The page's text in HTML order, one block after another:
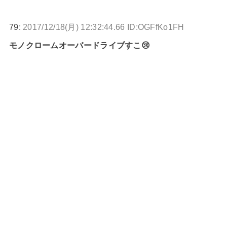
79: 2017/12/18(月) 12:32:44.66 ID:OGFfKo1FH
モノクロームオーバードライブすこ😢